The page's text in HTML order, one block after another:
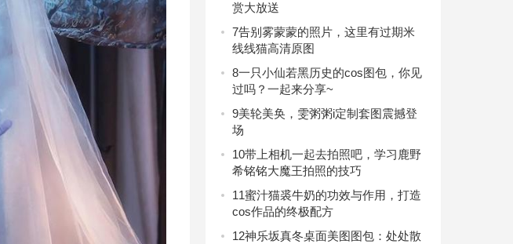
赏大放送
7告别雾蒙蒙的照片，这里有过期米
线线猫高清原图
8一只小仙若黑历史的cos图包，你见
过吗？一起来分享~
9美轮美奂，雯粥粥i定制套图震撼登
场
10带上相机一起去拍照吧，学习鹿野
希铭铭大魔王拍照的技巧
11蜜汁猫裘牛奶的功效与作用，打造
cos作品的终极配方
12神乐坂真冬桌面美图图包：处处散